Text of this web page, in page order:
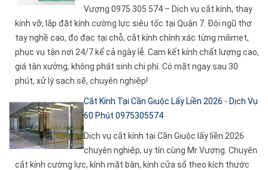
Vượng 0975 305 574 – Dịch vụ cắt kính, thay
kính vỡ, lắp đặt kính cường lực siêu tốc tại Quận 7. Đội ngũ thợ
tay nghề cao, đo đạc tại chỗ, cắt kính chính xác từng milimet,
phục vụ tận nơi 24/7 kể cả ngày lễ. Cam kết kính chất lượng cao,
giá tận xưởng, không phát sinh chi phí. Có mặt ngay sau 30
phút, xử lý sạch sẽ, chuyên nghiệp!
Cắt Kính Tại Cần Giuộc Lấy Liền 2026 - Dịch Vụ
60 Phút 0975305574
Dịch vụ cắt kính tại Cần Giuộc lấy liền 2026
chuyên nghiệp, uy tín cùng Mr Vượng. Chuyên
cắt kính cường lực, kính mặt bàn, kính cửa sổ theo kích thước